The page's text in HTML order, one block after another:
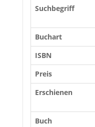
Suchbegriff
Buchart
ISBN
Preis
Erschienen
Buch